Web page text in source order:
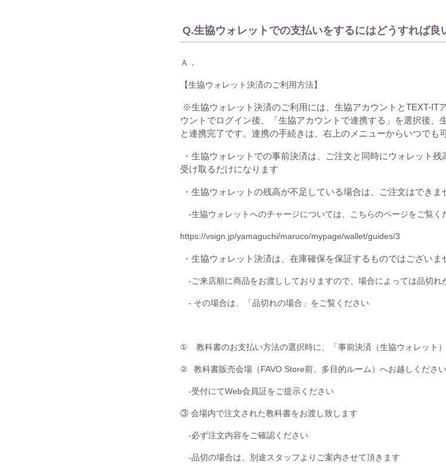
Q.生協ウォレットでの支払いをするにはどうすれば良
Ａ．
【生協ウォレット決済のご利用方法】
※生協ウォレット決済のご利用には、生協アカウントとTEXT-IT
ウントでログイン後、「生協アカウントで連携する」を選択後、
と連携完了です。連携の手続きは、右上のメニューからいつでも
・生協ウォレットでの事前決済は、ご注文と同時にウォレット
受け取るだけになります
・生協ウォレットの残高が不足している場合は、ご注文はでき
‐生協ウォレットへのチャージについては、こちらのページをご覧く
https://vsign.jp/yamaguchi/maruco/mypage/wallet/guides/3
・生協ウォレット決済は、在庫確保を保証するものではございま
‐ご来店順に商品をお渡ししておりますので、場合によっては品切れ
‐ その場合は、「品切れの場合」をご覧ください
① 教科書のお支払い方法の選択時に、「事前決済（生協ウォレット
② 教科書販売会場（FAVO Store前、多目的ルーム）へお越しください
‐受付にてWeb会員証をご提示ください
③ 会場内で注文された教科書をお渡し致します
‐必ず注文内容をご確認ください
‐品切の場合は、別途スタッフよりご案内させて頂きます